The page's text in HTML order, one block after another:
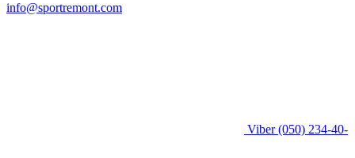
info@sportremont.com
Viber(050) 234-40-